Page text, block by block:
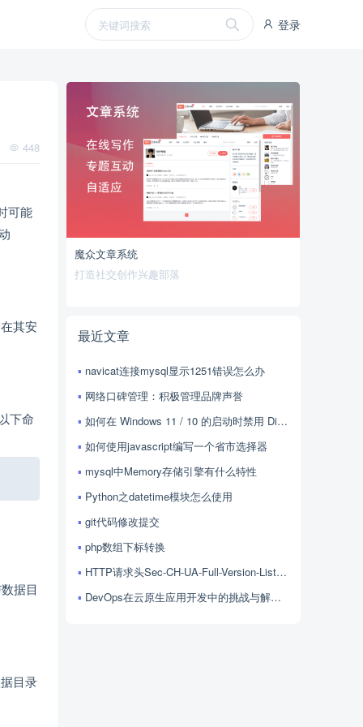
登录
448
可能
其安
下命
据目
目录
魔众文章系统
打造社交创作兴趣部落
最近文章
navicat连接mysql显示1251错误怎么办
网络口碑管理：积极管理品牌声誉
如何在 Windows 11 / 10 的启动时禁用 Discord？
如何使用javascript编写一个省市选择器
mysql中Memory存储引擎有什么特性
Python之datetime模块怎么使用
git代码修改提交
php数组下标转换
HTTP请求头Sec-CH-UA-Full-Version-List的用法
DevOps在云原生应用开发中的挑战与解决方案探讨